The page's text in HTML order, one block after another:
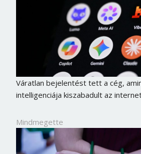
Váratlan bejelentést tett a cég,
intelligenciája kiszabadult az
Mindmegette